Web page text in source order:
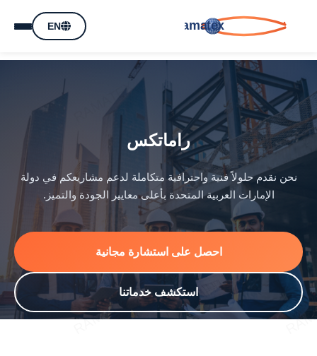
ramatex
EN
راماتكس
نحن نقدم حلولاً فنية واحترافية متكاملة لدعم مشاريعكم في دولة
الإمارات العربية المتحدة بأعلى معايير الجودة والتميز.
احصل على استشارة مجانية
استكشف خدماتنا